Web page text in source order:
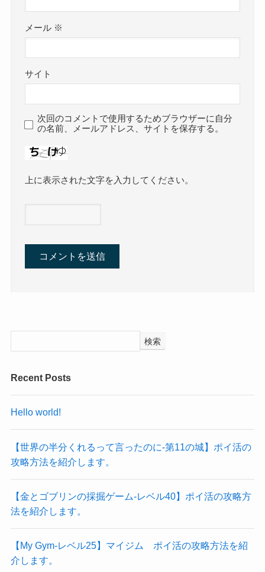
メール ※
サイト
次回のコメントで使用するためブラウザーに自分
の名前、メールアドレス、サイトを保存する。
上に表示された文字を入力してください。
検索
Recent Posts
Hello world!
【世界の半分くれるって言ったのに‐第11の城】ポイ活の
攻略方法を紹介します。
【金とゴブリンの採掘ゲーム-レベル40】ポイ活の攻略方
法を紹介します。
【My Gym-レベル25】マイジム ポイ活の攻略方法を紹
介します。